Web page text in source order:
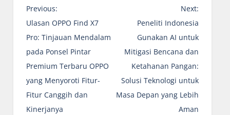
N
a
v
i
g
a
s
i
Previous:
Ulasan OPPO Find X7
Pro: Tinjauan Mendalam
pada Ponsel Pintar
Premium Terbaru OPPO
yang Menyoroti Fitur-
Fitur Canggih dan
Kinerjanya
Next:
Peneliti Indonesia
Gunakan AI untuk
Mitigasi Bencana dan
Ketahanan Pangan:
Solusi Teknologi untuk
Masa Depan yang Lebih
Aman